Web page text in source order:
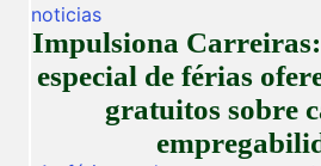
noticias
Impulsiona
especial de férias
gratuitos sobre